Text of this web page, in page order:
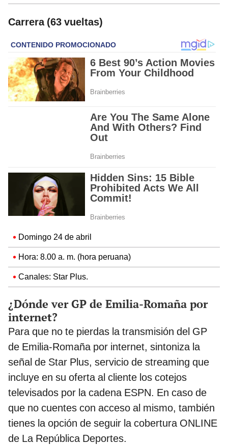
Carrera (63 vueltas)
Domingo 24 de abril
Hora: 8.00 a. m. (hora peruana)
Canales: Star Plus.
¿Dónde ver GP de Emilia-Romaña por
internet?
Para que no te pierdas la transmisión del GP
de Emilia-Romaña por internet, sintoniza la
señal de Star Plus, servicio de streaming que
incluye en su oferta al cliente los cotejos
televisados por la cadena ESPN. En caso de
que no cuentes con acceso al mismo, también
tienes la opción de seguir la cobertura ONLINE
de La República Deportes.